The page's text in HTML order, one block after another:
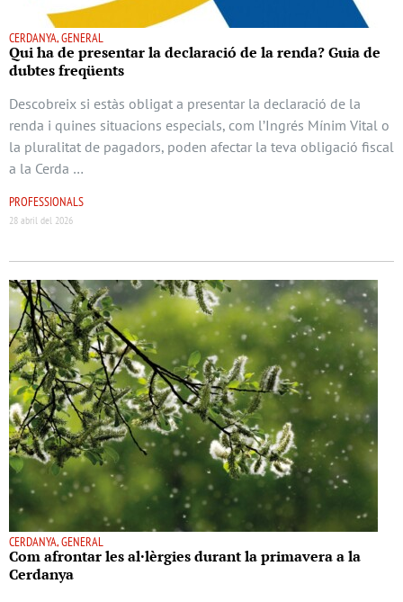
CERDANYA, GENERAL
Qui ha de presentar la declaració de la renda? Guia de
dubtes freqüents
Descobreix si estàs obligat a presentar la declaració de la
renda i quines situacions especials, com l’Ingrés Mínim Vital o
la pluralitat de pagadors, poden afectar la teva obligació fiscal
a la Cerda …
PROFESSIONALS
28 abril del 2026
CERDANYA, GENERAL
Com afrontar les al·lèrgies durant la primavera a la
Cerdanya